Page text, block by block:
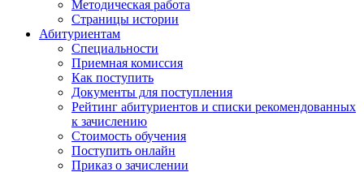
Методическая работа
Страницы истории
Абитуриентам
Специальности
Приемная комиссия
Как поступить
Документы для поступления
Рейтинг абитуриентов и списки рекомендованных
к зачислению
Стоимость обучения
Поступить онлайн
Приказ о зачислении